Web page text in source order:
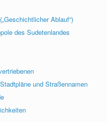
Ablauf“)
des Sudetenlandes
und Straßennamen